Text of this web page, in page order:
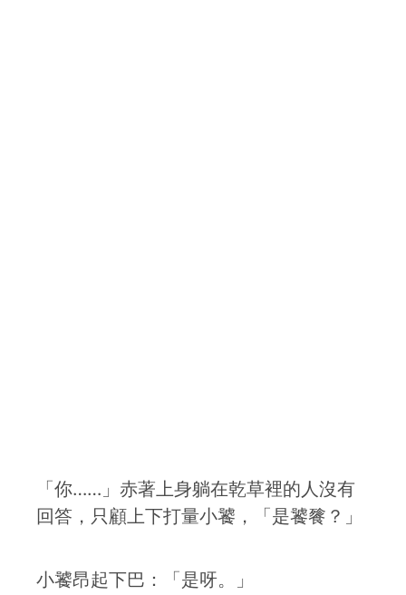
「你……」赤著上身躺在乾草裡的人沒有
回答，只顧上下打量小饕，「是饕餮？」
小饕昂起下巴：「是呀。」